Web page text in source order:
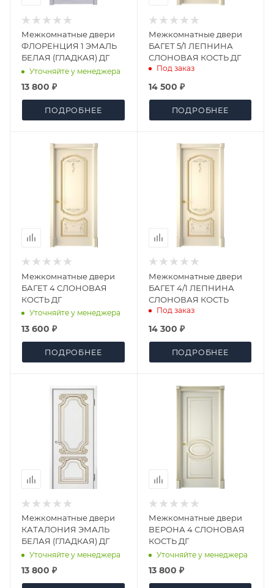
Межкомнатные двери
ФЛОРЕНЦИЯ 1 ЭМАЛЬ
БЕЛАЯ (ГЛАДКАЯ) ДГ
Уточняйте у менеджера
13 800 ₽
ПОДРОБНЕЕ
Межкомнатные двери
БАГЕТ 5/1 ЛЕПНИНА
СЛОНОВАЯ КОСТЬ ДГ
Под заказ
14 500 ₽
ПОДРОБНЕЕ
Межкомнатные двери
БАГЕТ 4 СЛОНОВАЯ
КОСТЬ ДГ
Уточняйте у менеджера
13 600 ₽
ПОДРОБНЕЕ
Межкомнатные двери
БАГЕТ 4/1 ЛЕПНИНА
СЛОНОВАЯ КОСТЬ
Под заказ
14 300 ₽
ПОДРОБНЕЕ
Межкомнатные двери
КАТАЛОНИЯ ЭМАЛЬ
БЕЛАЯ (ГЛАДКАЯ) ДГ
Уточняйте у менеджера
13 800 ₽
Межкомнатные двери
ВЕРОНА 4 СЛОНОВАЯ
КОСТЬ ДГ
Уточняйте у менеджера
13 800 ₽